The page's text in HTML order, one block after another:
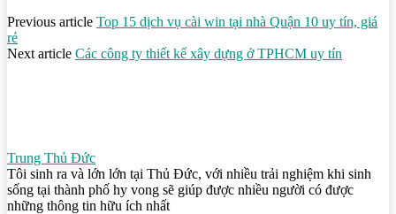
Previous article Top 15 dịch vụ cài win tại nhà Quận 10 uy tín, giá
rẻ
Next article Các công ty thiết kế xây dựng ở TPHCM uy tín
Trung Thủ Đức
Tôi sinh ra và lớn lớn tại Thủ Đức, với nhiều trải nghiệm khi sinh
sống tại thành phố hy vong sẽ giúp được nhiều người có được
những thông tin hữu ích nhất